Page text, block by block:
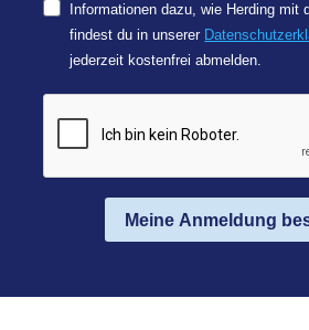
Informationen dazu, wie Herding mit
findest du in unserer
jederzeit kostenfrei abmelden.
Meine Anmeldung